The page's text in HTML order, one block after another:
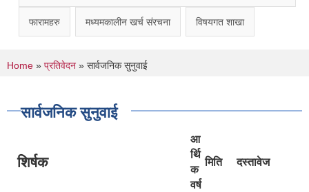
फारामहरु मध्यमकालीन खर्च संरचना विषयगत शाखा
You are here
Home » प्रतिवेदन » सार्वजनिक सुनुवाई
सार्वजनिक सुनुवाई
शिर्षक
आ
र्थि
क
वर्ष
मिति दस्तावेज